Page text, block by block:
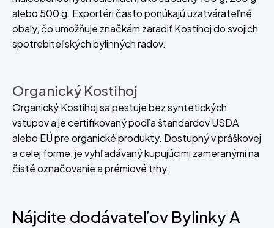
alebo 500 g. Exportéri často ponúkajú uzatvárateľné
obaly, čo umožňuje značkám zaradiť Kostihoj do svojich
spotrebiteľských bylinných radov.
Organický Kostihoj
Organický Kostihoj sa pestuje bez syntetických
vstupov a je certifikovaný podľa štandardov USDA
alebo EÚ pre organické produkty. Dostupný v práškovej
a celej forme, je vyhľadávaný kupujúcimi zameranými na
čisté označovanie a prémiové trhy.
Nájdite dodávateľov Bylinky A